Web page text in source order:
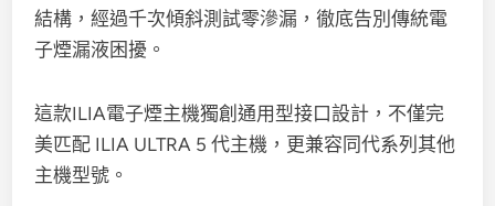
結構，經過千次傾斜測試零滲漏，徹底告別傳統電
子煙漏液困擾。​
這款ILIA電子煙主機獨創通用型接口設計，不僅完
美匹配 ILIA ULTRA 5 代主機，更兼容同代系列其他
主機型號。